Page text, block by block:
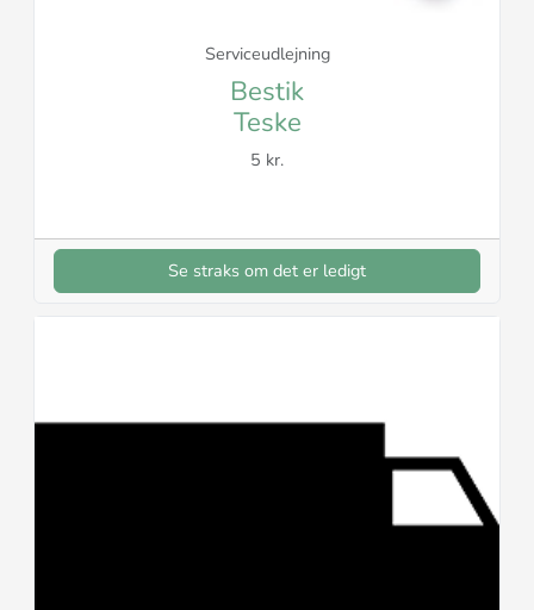
Serviceudlejning
Bestik
Teske
5 kr.
Se straks om det er ledigt